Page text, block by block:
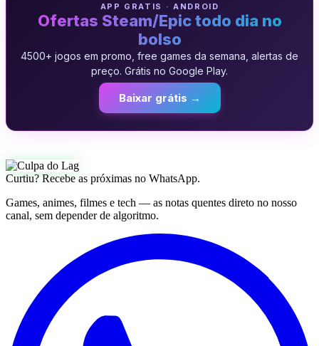
APP GRATIS · ANDROID
Ofertas Steam/Epic todo dia no
bolso
4500+ jogos em promo, free games da semana, alertas de
preço. Grátis no Google Play.
Baixar grátis →
Curtiu? Recebe as próximas no WhatsApp.
Games, animes, filmes e tech — as notas quentes direto no nosso
canal, sem depender de algoritmo.